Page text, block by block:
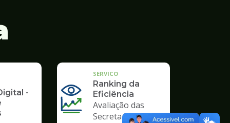
-
SERVICO
Ranking da
Eficiência
Avaliação das
Secretarias